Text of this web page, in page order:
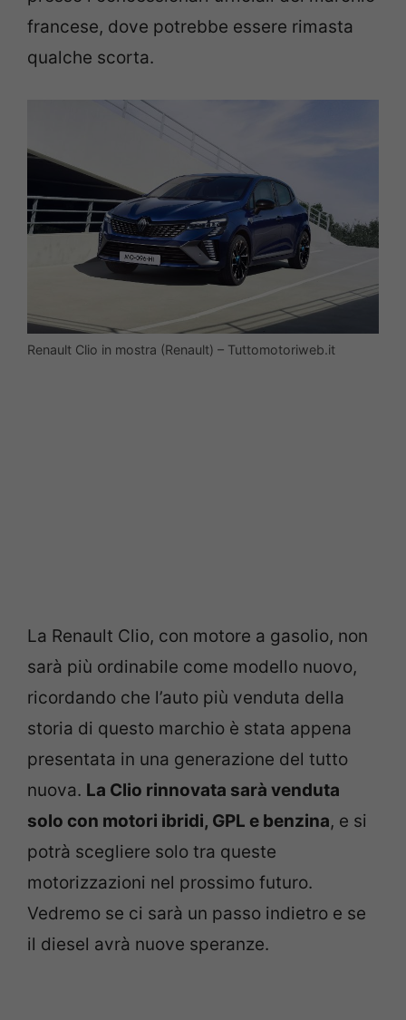
francese, dove potrebbe essere rimasta
qualche scorta.
Renault Clio in mostra (Renault) – Tuttomotoriweb.it
La Renault Clio, con motore a gasolio, non
sarà più ordinabile come modello nuovo,
ricordando che l’auto più venduta della
storia di questo marchio è stata appena
presentata in una generazione del tutto
nuova. La Clio rinnovata sarà venduta
solo con motori ibridi, GPL e benzina, e si
potrà scegliere solo tra queste
motorizzazioni nel prossimo futuro.
Vedremo se ci sarà un passo indietro e se
il diesel avrà nuove speranze.